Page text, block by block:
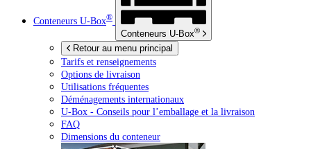
Conteneurs U-Box®
Conteneurs U-Box®
Retour au menu principal
Tarifs et renseignements
Options de livraison
Utilisations fréquentes
Déménagements internationaux
U-Box - Conseils pour l’emballage et la livraison
FAQ
Dimensions du conteneur